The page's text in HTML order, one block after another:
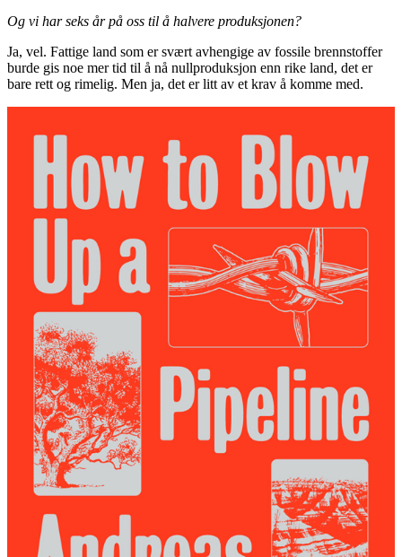
Og vi har seks år på oss til å halvere produksjonen?
Ja, vel. Fattige land som er svært avhengige av fossile brennstoffer
burde gis noe mer tid til å nå nullproduksjon enn rike land, det er
bare rett og rimelig. Men ja, det er litt av et krav å komme med.